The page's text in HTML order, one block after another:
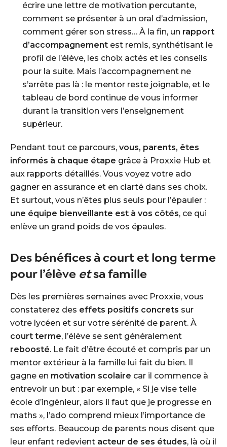
écrire une lettre de motivation percutante,
comment se présenter à un oral d’admission,
comment gérer son stress… À la fin, un rapport
d’accompagnement est remis, synthétisant le
profil de l’élève, les choix actés et les conseils
pour la suite. Mais l’accompagnement ne
s’arrête pas là : le mentor reste joignable, et le
tableau de bord continue de vous informer
durant la transition vers l’enseignement
supérieur.
Pendant tout ce parcours, vous, parents, êtes
informés à chaque étape grâce à Proxxie Hub et
aux rapports détaillés. Vous voyez votre ado
gagner en assurance et en clarté dans ses choix.
Et surtout, vous n’êtes plus seuls pour l’épauler :
une équipe bienveillante est à vos côtés, ce qui
enlève un grand poids de vos épaules.
Des bénéfices à court et long terme
pour l’élève etsa famille
Dès les premières semaines avec Proxxie, vous
constaterez des effets positifs concrets sur
votre lycéen et sur votre sérénité de parent. À
court terme, l’élève se sent généralement
reboosté. Le fait d’être écouté et compris par un
mentor extérieur à la famille lui fait du bien. Il
gagne en motivation scolaire car il commence à
entrevoir un but : par exemple, « Si je vise telle
école d’ingénieur, alors il faut que je progresse en
maths », l’ado comprend mieux l’importance de
ses efforts. Beaucoup de parents nous disent que
leur enfant redevient acteur de ses études, là où il